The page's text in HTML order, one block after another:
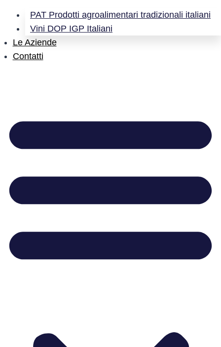
PAT Prodotti agroalimentari tradizionali italiani
Vini DOP IGP Italiani
Le Aziende
Contatti